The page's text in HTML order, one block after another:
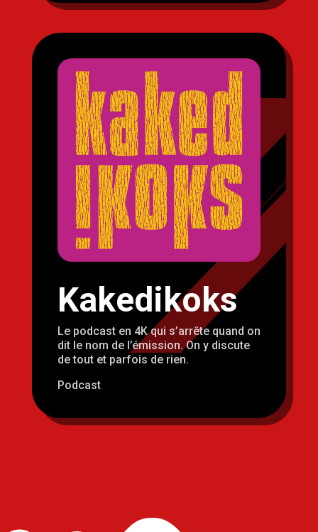
Kakedikoks
Le podcast en 4K qui s’arrête quand on
dit le nom de l’émission. On y discute
de tout et parfois de rien.
Podcast